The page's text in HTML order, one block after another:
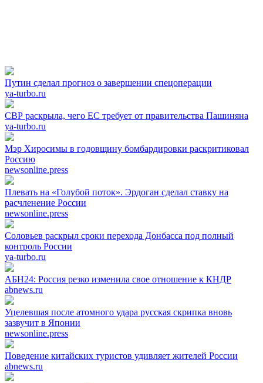
Путин сделал прогноз о завершении спецоперации
ya-turbo.ru
СВР раскрыла, чего ЕС требует от правительства Пашиняна
ya-turbo.ru
Мэр Хиросимы в годовщину бомбардировки раскритиковал
Россию
newsonline.press
Плевать на «Голубой поток». Эрдоган сделал ставку на
расчленение России
newsonline.press
Соловьев раскрыл сроки перехода Донбасса под полный
контроль России
ya-turbo.ru
АБН24: Россия резко изменила свое отношение к КНДР
abnews.ru
Уцелевшая после атомного удара русская скрипка вновь
зазвучит в Японии
newsonline.press
Поведение китайских туристов удивляет жителей России
abnews.ru